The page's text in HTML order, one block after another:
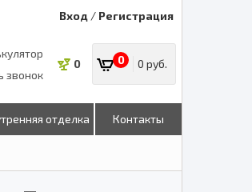
Вход / Регистрация
звонок
0 0 0 руб.
отделка Контакты